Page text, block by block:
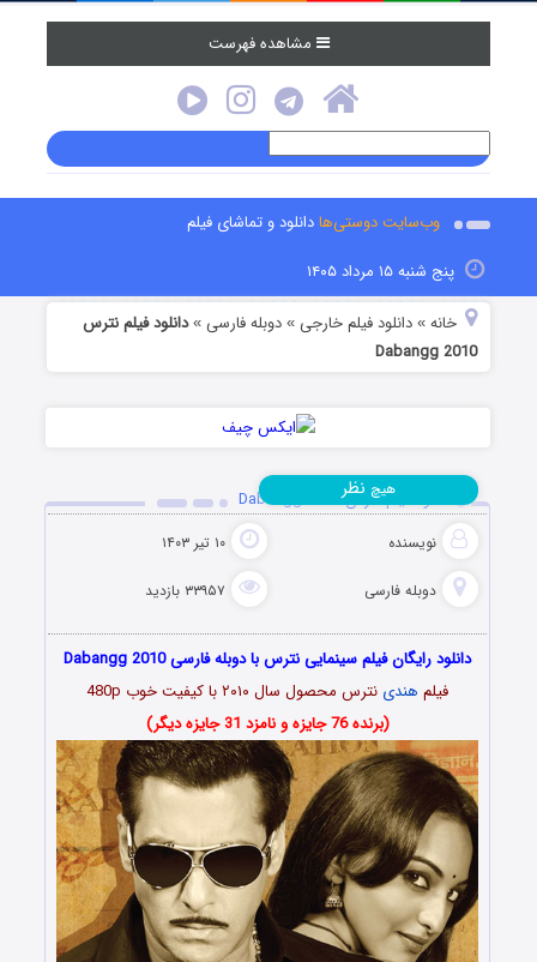
مشاهده فهرست
وب‌سایت دوستی‌هادانلود و تماشای فیلم
پنج شنبه ۱۵ مرداد ۱۴۰۵
خانه »دانلود فیلم خارجی »دوبله فارسی »دانلود فیلم نترس
Dabangg 2010
دانلود فیلم نترس Dabangg 2010
نویسنده ۱۰ تیر ۱۴۰۳
دوبله فارسی ۳۳۹۵۷ بازدید
هیچ نظر
دانلود رایگان فیلم سینمایی نترس با دوبله فارسی Dabangg 2010
فیلم هندی نترس محصول سال ۲۰۱۰ با کیفیت خوب 480p
(برنده 76 جایزه و نامزد 31 جایزه دیگر)